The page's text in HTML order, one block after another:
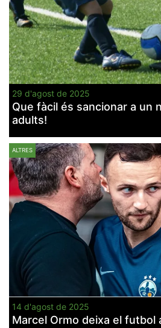
29 d'agost de 2025
Que fàcil és sancionar a un
adults!
ALTRES
14 d'agost de 2025
Marcel Ormo deixa el futbol